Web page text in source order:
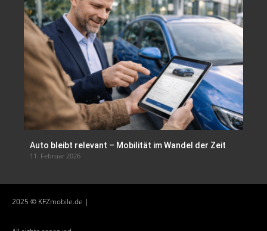
Auto bleibt relevant – Mobilität im Wandel der Zeit
11. Februar 2026
2025 © KFZmobile.de |